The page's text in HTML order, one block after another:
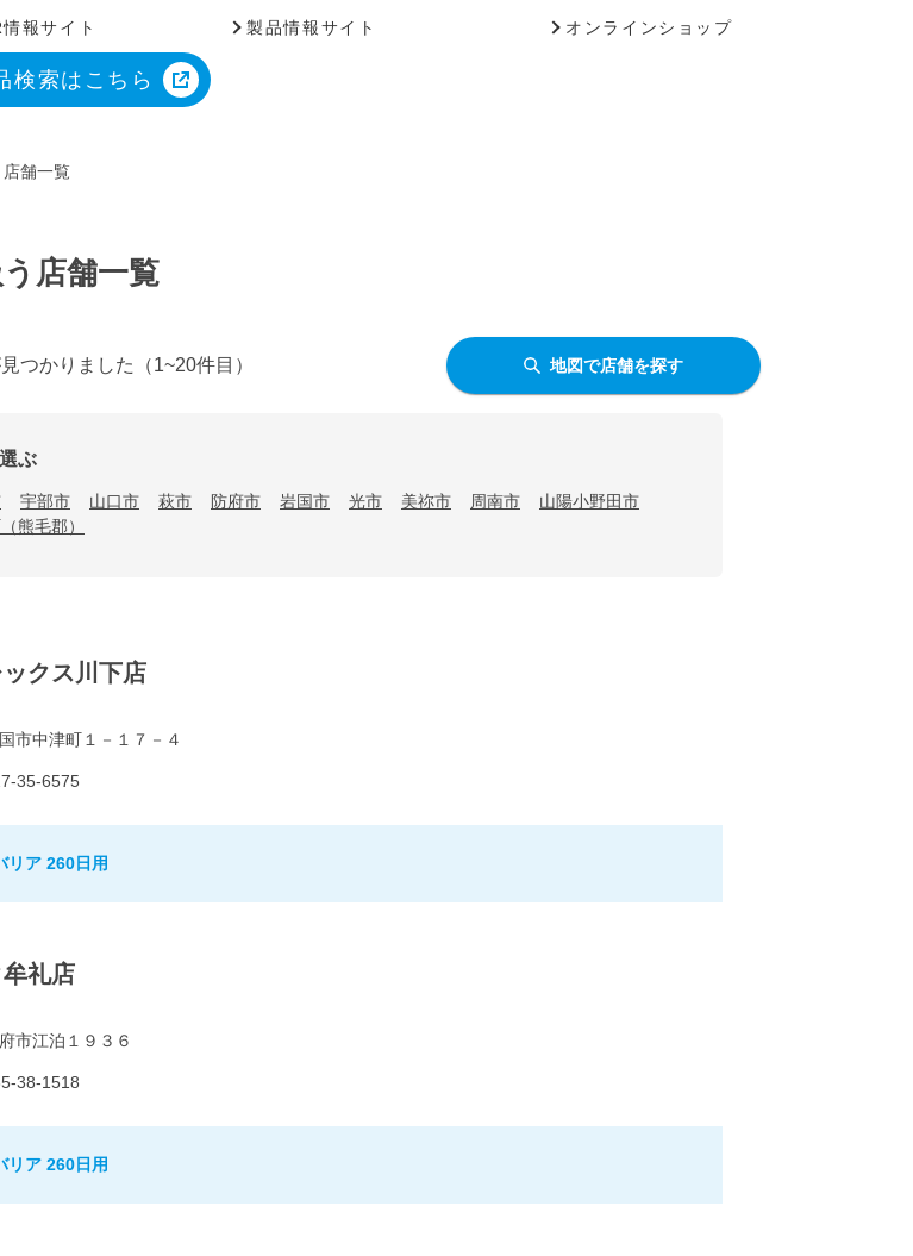
報サイト 製品情報サイト オンラインショップ
検索はこちら
舗一覧
店舗一覧
つかりました （1~20件目） 地図で店舗を探す
ぶ
宇部市 山口市 萩市 防府市 岩国市 光市 美祢市 周南市
山陽小野田市
熊毛郡）
クス川下店
市中津町１－１７－４
35-6575
リア 260日用
礼店
市江泊１９３６
38-1518
リア 260日用